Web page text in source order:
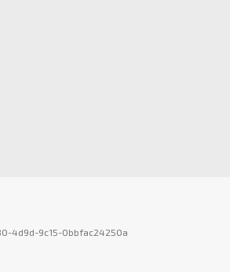
4d9d-9c15-0bbfac24250a